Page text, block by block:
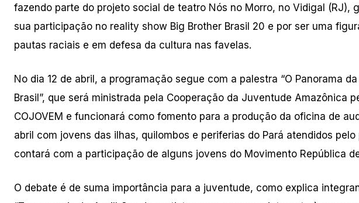
fazendo parte do projeto social de teatro Nós no Morro, no Vidigal (RJ),
sua participação no reality show Big Brother Brasil 20 e por ser uma
pautas raciais e em defesa da cultura nas favelas.
No dia 12 de abril, a programação segue com a palestra “O Panorama
Brasil”, que será ministrada pela Cooperação da Juventude Amazônica
COJOVEM e funcionará como fomento para a produção da oficina de
abril com jovens das ilhas, quilombos e periferias do Pará atendidos
contará com a participação de alguns jovens do Movimento República
O debate é de suma importância para a juventude, como explica